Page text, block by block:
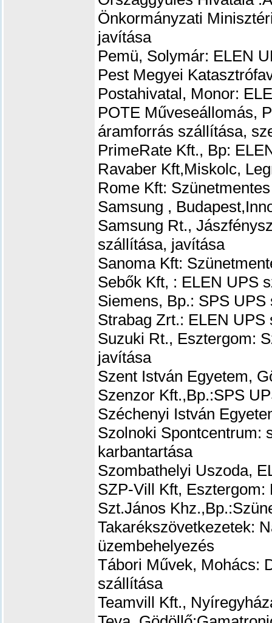
Önkormányzati
javítása
Pemü, Solymár: ELEN
Pest Megyei
Postahivatal, Monor:
POTE Műveseállomás,
áramforrás szállítása,
PrimeRate Kft., Bp:
Ravaber Kft,Miskolc,
Rome Kft:
Samsung ,
Samsung Rt.,
szállítása, javítása
Sanoma Kft:
Sebők Kft, : ELEN UPS
Siemens, Bp.: SPS UPS
Strabag Zrt.: ELEN UPS
Suzuki Rt., Esztergom:
javítása
Szent István Egyetem,
Szenzor Kft.,Bp.:SPS
Széchenyi István
Szolnoki Spontcentrum:
karbantartása
Szombathelyi Uszoda,
SZP-Vill Kft,
Szt.János Khz.,Bp.:
Takarékszövetkezetek:
üzembehelyezés
Tábori Művek, Mohács:
szállítása
Teamvill Kft.,